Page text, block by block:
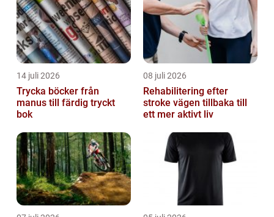
14 juli 2026
Trycka böcker från
manus till färdig tryckt
bok
08 juli 2026
Rehabilitering efter
stroke vägen tillbaka till
ett mer aktivt liv